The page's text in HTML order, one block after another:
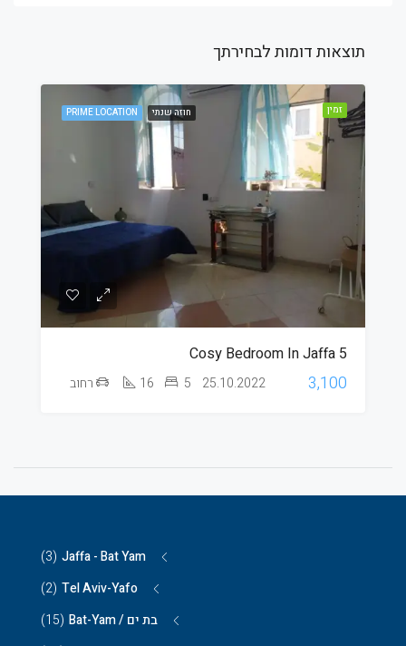
תוצאות דומות לבחירתך
זמין חוזה שנתי PRIME LOCATION
Cosy Bedroom In Jaffa 5
3,100
25.10.2022
5
16 רחוב
Jaffa - Bat Yam
(3)
Tel Aviv-Yafo
(2)
בת ים / Bat-Yam
(15)